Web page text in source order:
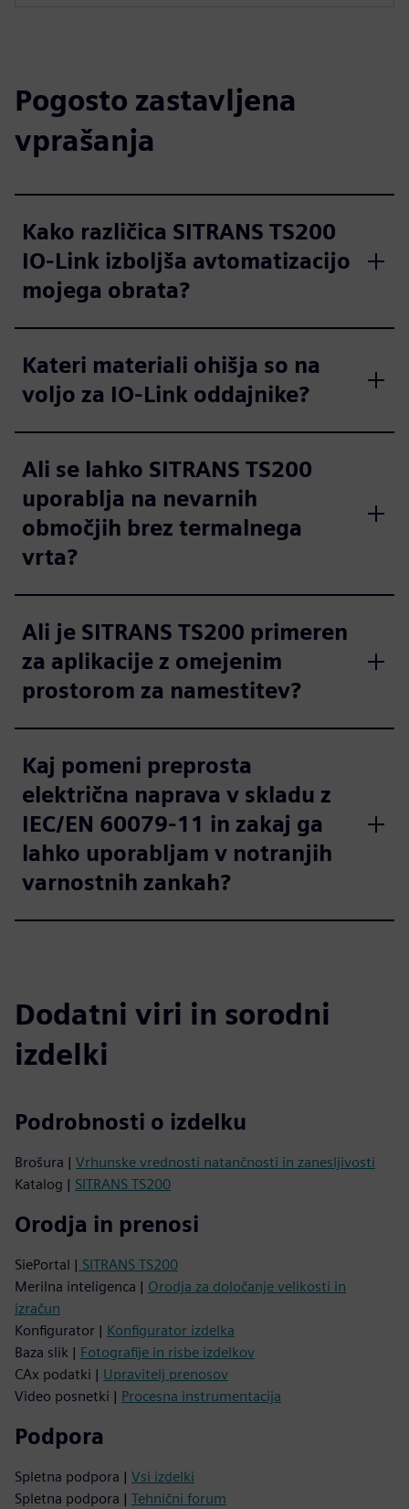
Pogosto zastavljena
vprašanja
Kako različica SITRANS TS200
IO-Link izboljša avtomatizacijo
mojega obrata?
Kateri materiali ohišja so na
voljo za IO-Link oddajnike?
Ali se lahko SITRANS TS200
uporablja na nevarnih
območjih brez termalnega
vrta?
Ali je SITRANS TS200 primeren
za aplikacije z omejenim
prostorom za namestitev?
Kaj pomeni preprosta
električna naprava v skladu z
IEC/EN 60079-11 in zakaj ga
lahko uporabljam v notranjih
varnostnih zankah?
Dodatni viri in sorodni
izdelki
Podrobnosti o izdelku
Brošura | Vrhunske vrednosti natančnosti in zanesljivosti
Katalog | SITRANS TS200
Orodja in prenosi
SiePortal | SITRANS TS200
Merilna inteligenca | Orodja za določanje velikosti in
izračun
Konfigurator | Konfigurator izdelka
Baza slik | Fotografije in risbe izdelkov
CAx podatki | Upravitelj prenosov
Video posnetki | Procesna instrumentacija
Podpora
Spletna podpora | Vsi izdelki
Spletna podpora | Tehnični forum